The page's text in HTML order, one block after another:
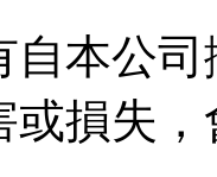
自本公
或損失